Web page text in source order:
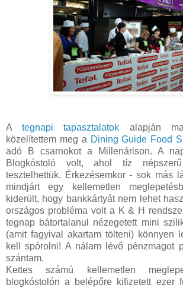
Ategnapi tapasztalatok alapján
közelítettem meg a Dining Guide Food
adó B csarnokot a Millenárison. A
Blogkóstoló volt, ahol tíz
tesztelhettük. Érkezésemkor - sok más
mindjárt egy kellemetlen
kiderült, hogy bankkártyát nem lehet
országos probléma volt a K & H
tegnap bátortalanul nézegetett mini
(amit fagyival akartam tölteni) könnyen
kell spórolni! A nálam lévő pénzmagot
szántam.
Kettes számú kellemetlen
blogkóstolón a belépőre kifizetett ezer